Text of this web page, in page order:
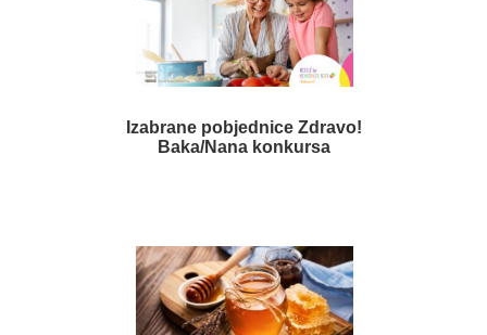
Izabrane pobjednice Zdravo!
Baka/Nana konkursa